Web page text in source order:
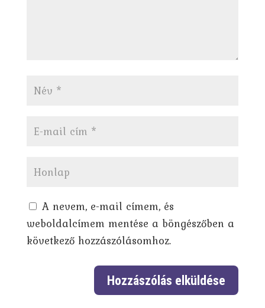
A nevem, e-mail címem, és
weboldalcímem mentése a böngészőben a
következő hozzászólásomhoz.